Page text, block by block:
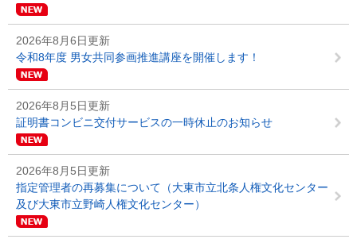
2026年8月6日更新
令和8年度 男女共同参画推進講座を開催します！
2026年8月5日更新
証明書コンビニ交付サービスの一時休止のお知らせ
2026年8月5日更新
指定管理者の再募集について（大東市立北条人権文化センター
及び大東市立野崎人権文化センター）